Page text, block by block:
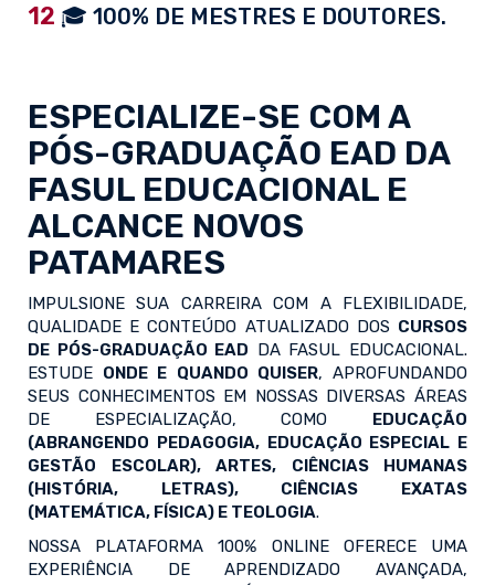
12 🎓 100% DE MESTRES E DOUTORES.
ESPECIALIZE-SE COM A
PÓS-GRADUAÇÃO EAD DA
FASUL EDUCACIONAL E
ALCANCE NOVOS
PATAMARES
IMPULSIONE SUA CARREIRA COM A FLEXIBILIDADE,
QUALIDADE E CONTEÚDO ATUALIZADO DOS CURSOS
DE PÓS-GRADUAÇÃO EAD DA FASUL EDUCACIONAL.
ESTUDE ONDE E QUANDO QUISER, APROFUNDANDO
SEUS CONHECIMENTOS EM NOSSAS DIVERSAS ÁREAS
DE ESPECIALIZAÇÃO, COMO EDUCAÇÃO
(ABRANGENDO PEDAGOGIA, EDUCAÇÃO ESPECIAL E
GESTÃO ESCOLAR), ARTES, CIÊNCIAS HUMANAS
(HISTÓRIA, LETRAS), CIÊNCIAS EXATAS
(MATEMÁTICA, FÍSICA) E TEOLOGIA.
NOSSA PLATAFORMA 100% ONLINE OFERECE UMA
EXPERIÊNCIA DE APRENDIZADO AVANÇADA,